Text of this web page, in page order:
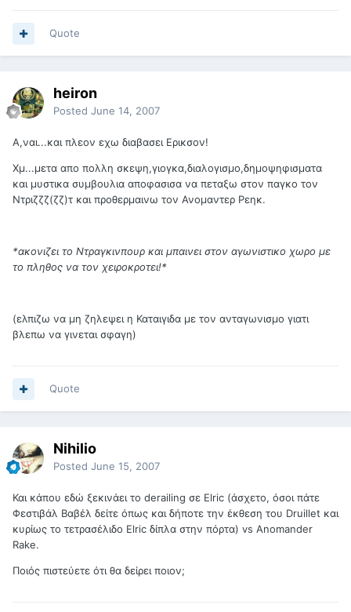
Quote
heiron
Posted June 14, 2007
Α,ναι...και πλεον εχω διαβασει Ερικσον!
Χμ...μετα απο πολλη σκεψη,γιογκα,διαλογισμο,δημοψηφισματα
και μυστικα συμβουλια αποφασισα να πεταξω στον παγκο τον
Ντριζζζ(ζζ)τ και προθερμαινω τον Ανομαντερ Ρεηκ.
*ακονιζει το Ντραγκινπουρ και μπαινει στον αγωνιστικο χωρο με
το πληθος να τον χειροκροτει!*
(ελπιζω να μη ζηλεψει η Καταιγιδα με τον ανταγωνισμο γιατι
βλεπω να γινεται σφαγη)
Quote
Nihilio
Posted June 15, 2007
Και κάπου εδώ ξεκινάει το derailing σε Elric (άσχετο, όσοι πάτε
Φεστιβάλ Βαβέλ δείτε όπως και δήποτε την έκθεση του Druillet και
κυρίως το τετρασέλιδο Elric δίπλα στην πόρτα) vs Anomander
Rake.
Ποιός πιστεύετε ότι θα δείρει ποιον;